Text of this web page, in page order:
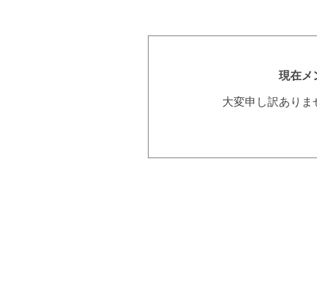
現在メ
大変申し訳あり